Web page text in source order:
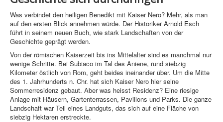
Was verbindet den heiligen Benedikt mit Kaiser Nero? Mehr, als man
auf den ersten Blick annehmen würde. Der Historiker Arnold Esch
führt in seinem neuen Buch, wie stark Landschaften von der
Geschichte geprägt werden.
Von der römischen Kaiserzeit bis ins Mittelalter sind es manchmal nur
wenige Schritte. Bei Subiaco im Tal des Aniene, rund siebzig
Kilometer östlich von Rom, geht beides ineinander über. Um die Mitte
des 1. Jahrhunderts n. Chr. hat sich Kaiser Nero hier seine
Sommerresidenz gebaut. Aber was heisst Residenz? Eine riesige
Anlage mit Häusern, Gartenterrassen, Pavillons und Parks. Die ganze
Landschaft war Teil eines Landguts, das sich auf eine Fläche von
siebzig Hektaren erstreckte.